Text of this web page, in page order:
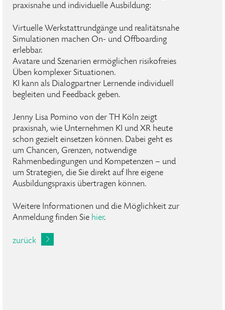
praxisnahe und individuelle Ausbildung:
Virtuelle Werkstattrundgänge und realitätsnahe
Simulationen machen On- und Offboarding
erlebbar.
Avatare und Szenarien ermöglichen risikofreies
Üben komplexer Situationen.
KI kann als Dialogpartner Lernende individuell
begleiten und Feedback geben.
Jenny Lisa Pomino von der TH Köln zeigt
praxisnah, wie Unternehmen KI und XR heute
schon gezielt einsetzen können. Dabei geht es
um Chancen, Grenzen, notwendige
Rahmenbedingungen und Kompetenzen – und
um Strategien, die Sie direkt auf Ihre eigene
Ausbildungspraxis übertragen können.
Weitere Informationen und die Möglichkeit zur
Anmeldung finden Sie hier.
zurück